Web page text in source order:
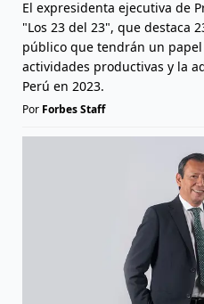
El expresidenta ejecutiva de
"Los 23 del 23", que destaca
público que tendrán un
actividades productivas y la
Perú en 2023.
Por Forbes Staff